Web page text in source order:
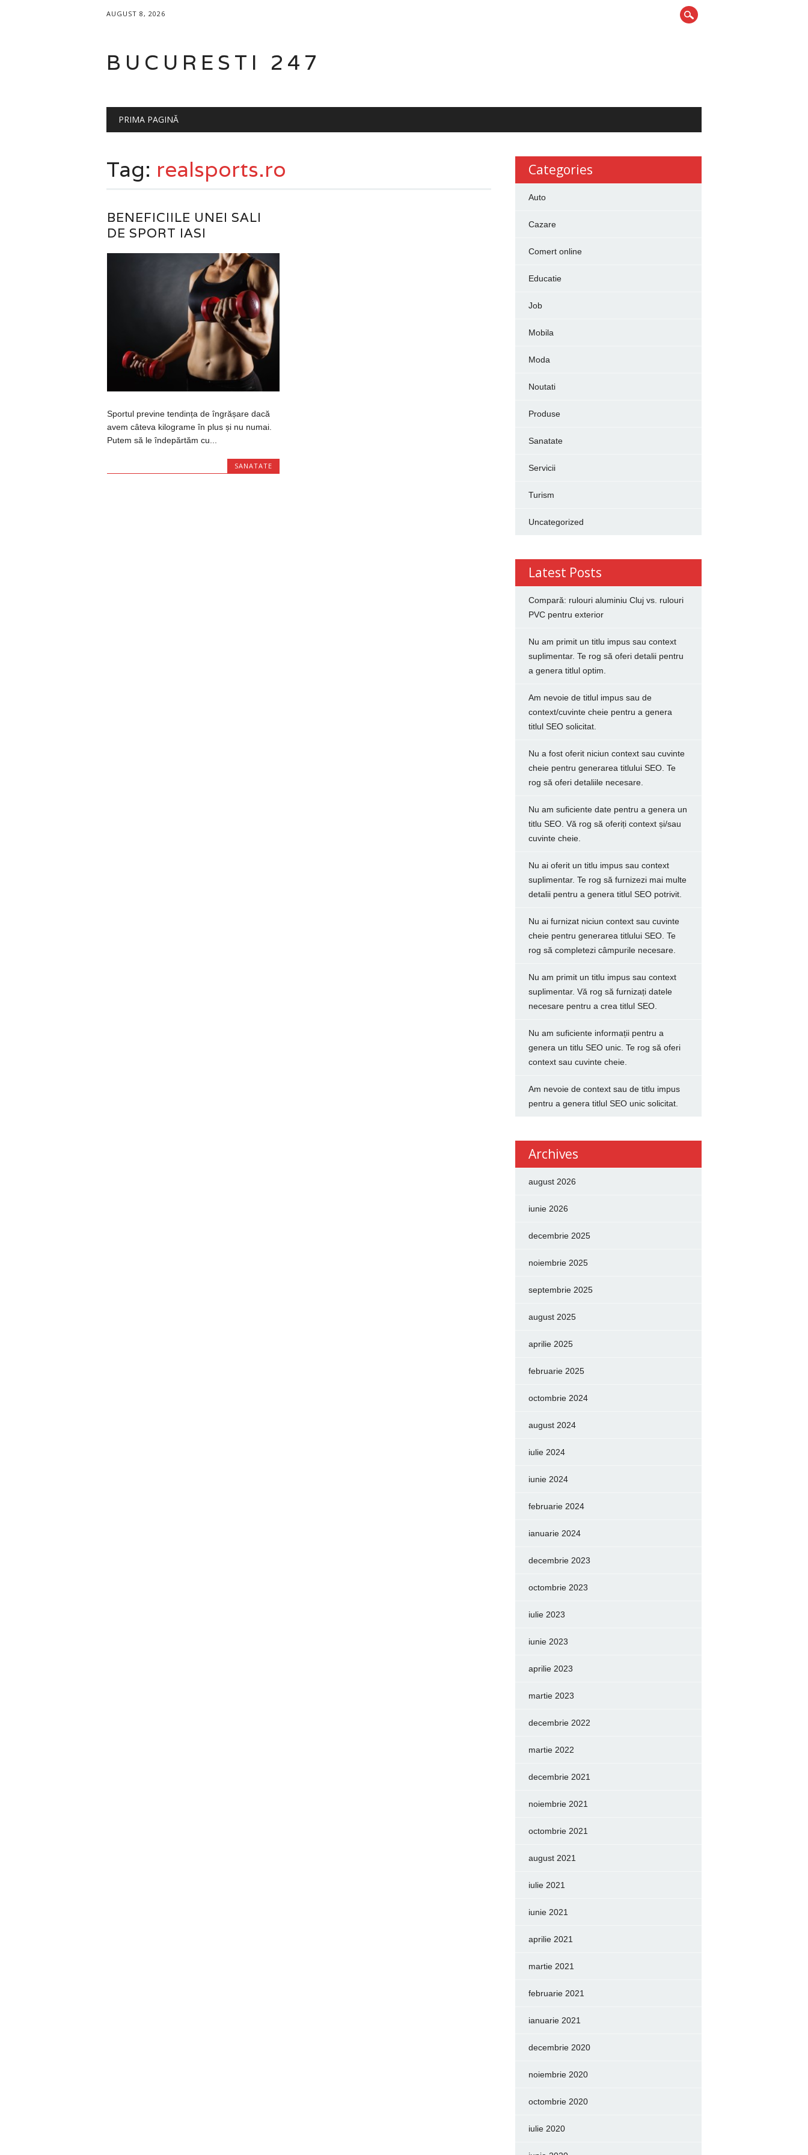
AUGUST 8, 2026
BUCURESTI 247
Main menu
PRIMA PAGINĂ
Tag: realsports.ro
BENEFICIILE UNEI SALI
DE SPORT IASI
Sportul previne tendința de îngrășare dacă
avem câteva kilograme în plus și nu numai.
Putem să le îndepărtăm cu...
SANATATE
Categories
Auto
Cazare
Comert online
Educatie
Job
Mobila
Moda
Noutati
Produse
Sanatate
Servicii
Turism
Uncategorized
Latest Posts
Compară: rulouri aluminiu Cluj vs. rulouri
PVC pentru exterior
Nu am primit un titlu impus sau context
suplimentar. Te rog să oferi detalii pentru
a genera titlul optim.
Am nevoie de titlul impus sau de
context/cuvinte cheie pentru a genera
titlul SEO solicitat.
Nu a fost oferit niciun context sau cuvinte
cheie pentru generarea titlului SEO. Te
rog să oferi detaliile necesare.
Nu am suficiente date pentru a genera un
titlu SEO. Vă rog să oferiți context și/sau
cuvinte cheie.
Nu ai oferit un titlu impus sau context
suplimentar. Te rog să furnizezi mai multe
detalii pentru a genera titlul SEO potrivit.
Nu ai furnizat niciun context sau cuvinte
cheie pentru generarea titlului SEO. Te
rog să completezi câmpurile necesare.
Nu am primit un titlu impus sau context
suplimentar. Vă rog să furnizați datele
necesare pentru a crea titlul SEO.
Nu am suficiente informații pentru a
genera un titlu SEO unic. Te rog să oferi
context sau cuvinte cheie.
Am nevoie de context sau de titlu impus
pentru a genera titlul SEO unic solicitat.
Archives
august 2026
iunie 2026
decembrie 2025
noiembrie 2025
septembrie 2025
august 2025
aprilie 2025
februarie 2025
octombrie 2024
august 2024
iulie 2024
iunie 2024
februarie 2024
ianuarie 2024
decembrie 2023
octombrie 2023
iulie 2023
iunie 2023
aprilie 2023
martie 2023
decembrie 2022
martie 2022
decembrie 2021
noiembrie 2021
octombrie 2021
august 2021
iulie 2021
iunie 2021
aprilie 2021
martie 2021
februarie 2021
ianuarie 2021
decembrie 2020
noiembrie 2020
octombrie 2020
iulie 2020